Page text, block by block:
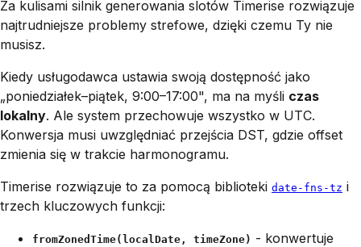
Za kulisami silnik generowania slotów Timerise rozwiązuje
najtrudniejsze problemy strefowe, dzięki czemu Ty nie
musisz.
Kiedy usługodawca ustawia swoją dostępność jako
„poniedziałek–piątek, 9:00–17:00", ma na myśli czas
lokalny. Ale system przechowuje wszystko w UTC.
Konwersja musi uwzględniać przejścia DST, gdzie offset
zmienia się w trakcie harmonogramu.
Timerise rozwiązuje to za pomocą biblioteki date-fns-tz i
trzech kluczowych funkcji:
fromZonedTime(localDate, timeZone) - konwertuje